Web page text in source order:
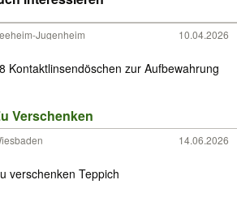
Jugenheim 10.04.2026
Kontaktlinsendöschen zur Aufbewahrung
Verschenken
14.06.2026
verschenken Teppich